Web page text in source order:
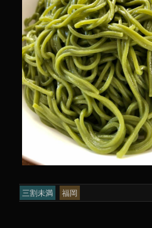
三割未満 福岡